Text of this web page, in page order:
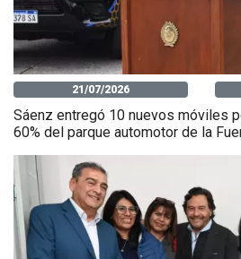
21/07/2026
Sáenz entregó 10 nuevos móviles
60% del parque automotor de la